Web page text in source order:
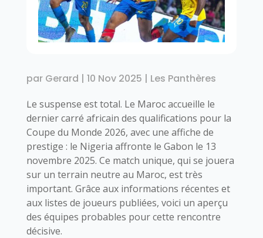
par Gerard | 10 Nov 2025 | Les Panthères
Le suspense est total. Le Maroc accueille le
dernier carré africain des qualifications pour la
Coupe du Monde 2026, avec une affiche de
prestige : le Nigeria affronte le Gabon le 13
novembre 2025. Ce match unique, qui se jouera
sur un terrain neutre au Maroc, est très
important. Grâce aux informations récentes et
aux listes de joueurs publiées, voici un aperçu
des équipes probables pour cette rencontre
décisive.